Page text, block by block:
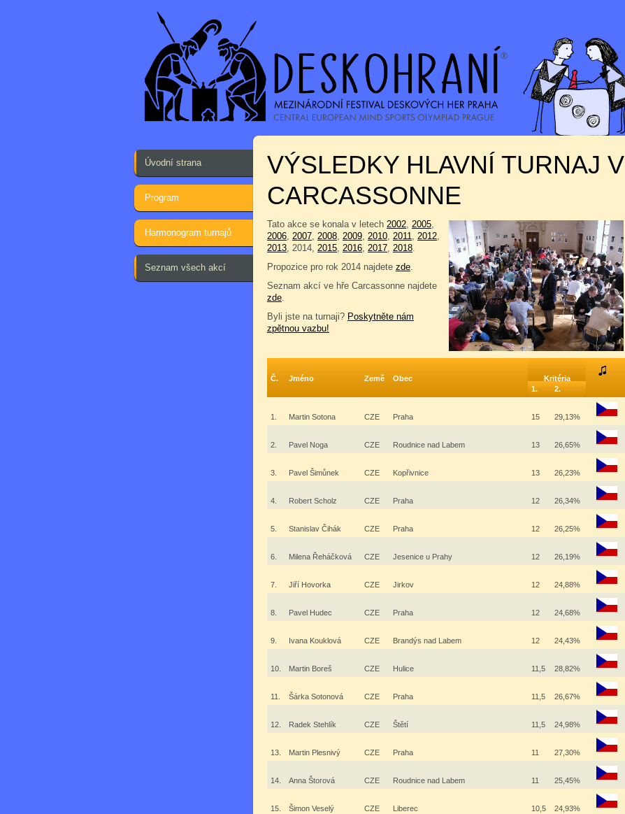
Úvodní strana
Program
Harmonogram turnajů
Seznam všech akcí
VÝSLEDKY HLAVNÍ TURNAJ V
CARCASSONNE
Tato akce se konala v letech 2002, 2005,
2006, 2007, 2008, 2009, 2010, 2011, 2012,
2013, 2014, 2015, 2016, 2017, 2018.
Propozice pro rok 2014 najdete zde.
Seznam akcí ve hře Carcassonne najdete
zde.
Byli jste na turnaji? Poskytněte nám
zpětnou vazbu!
Č. Jméno Země Obec
Kritéria
1.
2.
1. Martin Sotona CZE Praha 15 29,13%
2. Pavel Noga CZE Roudnice nad Labem 13 26,65%
3. Pavel Šimůnek CZE Kopřivnice 13 26,23%
4. Robert Scholz CZE Praha 12 26,34%
5. Stanislav Čihák CZE Praha 12 26,25%
6. Milena Řeháčková CZE Jesenice u Prahy 12 26,19%
7. Jiří Hovorka CZE Jirkov 12 24,88%
8. Pavel Hudec CZE Praha 12 24,68%
9. Ivana Kouklová CZE Brandýs nad Labem 12 24,43%
10. Martin Boreš CZE Hulice 11,5 28,82%
11. Šárka Sotonová CZE Praha 11,5 26,67%
12. Radek Stehlík CZE Štětí 11,5 24,98%
13. Martin Plesnivý CZE Praha 11 27,30%
14. Anna Štorová CZE Roudnice nad Labem 11 25,45%
15. Šimon Veselý CZE Liberec 10,5 24,93%